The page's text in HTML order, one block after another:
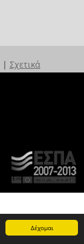
Δέχομαι
| Σχετικά